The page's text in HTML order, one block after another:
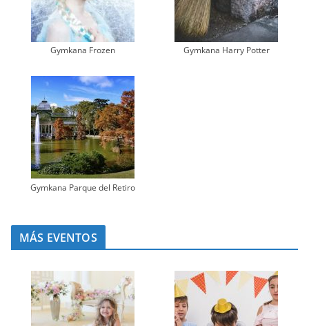
Gymkana Frozen Gymkana Harry Potter
Gymkana Parque del Retiro
MÁS EVENTOS